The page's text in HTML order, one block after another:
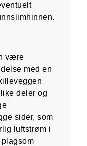
være
med en
deler og
sider, som
luftstrøm i